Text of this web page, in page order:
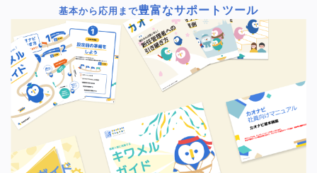
基本から応用まで豊富なサポートツール